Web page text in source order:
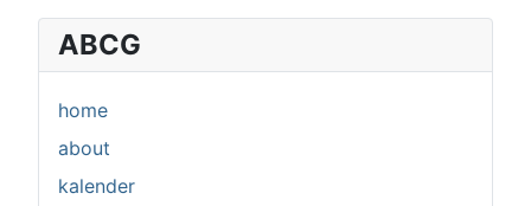
ABCG
home
about
kalender